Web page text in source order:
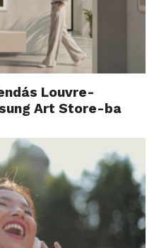
Louvre-
Art Store-ba